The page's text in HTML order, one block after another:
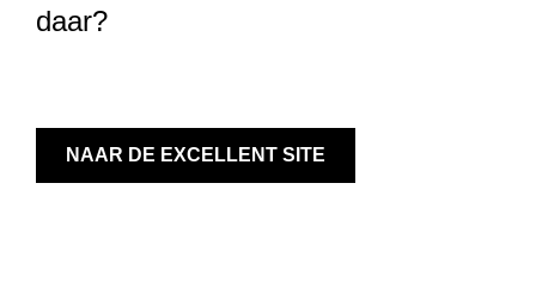
daar?
NAAR DE EXCELLENT SITE